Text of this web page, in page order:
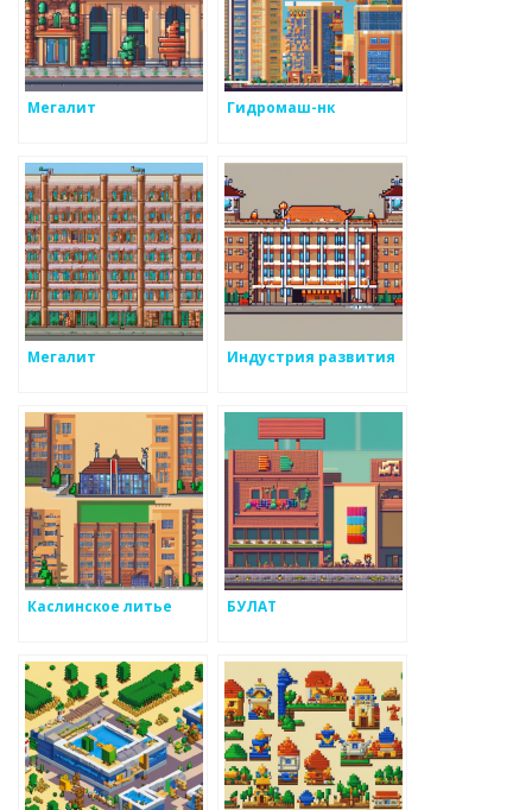
Мегалит Гидромаш-нк
Мегалит Индустрия развития
Каслинское литье БУЛАТ